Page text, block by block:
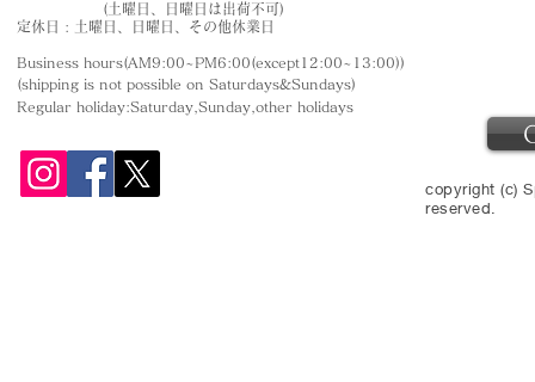
(土曜日、日曜日は出荷不可)
定休日 : 土曜日、日曜日、その他休業日
Business hours(AM9:00~PM6:00(except12:00~13:00))
(shipping is not possible on Saturdays&Sundays)
Regular holiday:Saturday,Sunday,other holidays
copyright (c)
reserved.